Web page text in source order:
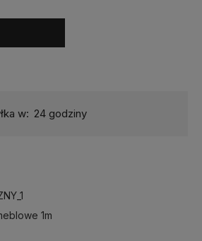
w: 24 godziny
1m